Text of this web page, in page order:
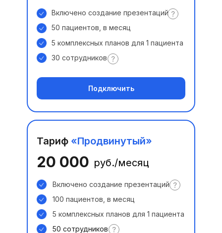
20 000
Тариф «Продвинутый»
руб./месяц
30 сотрудников
5 комплексных планов для 1 пациента
50 пациентов, в месяц
Включено создание презентаций
Включено создание презентаций
100 пациентов, в месяц
5 комплексных планов для 1 пациента
50 сотрудников
Подключить